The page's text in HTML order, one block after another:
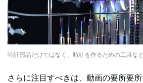
時計部品だけではなく、時計を作るための工具な
さらに注目すべきは、動画の要所要